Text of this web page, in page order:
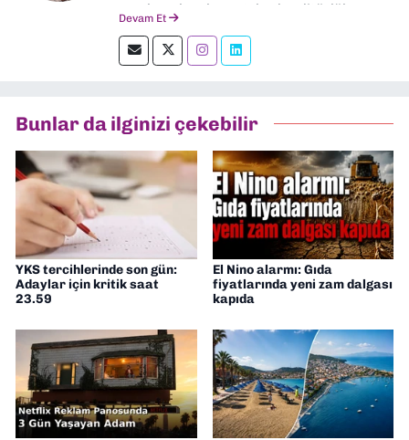
yerel ve ulusal gazetelerde editörlük,
okumayı severim.
Devam Et
Bunlar da ilginizi çekebilir
YKS tercihlerinde son gün:
Adaylar için kritik saat
23.59
El Nino alarmı: Gıda
fiyatlarında yeni zam dalgası
kapıda